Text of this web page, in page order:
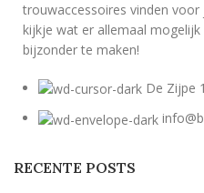
trouwaccessoires vinden
kijkje wat er allemaal
bijzonder te maken!
De Zijpe
RECENTE POSTS